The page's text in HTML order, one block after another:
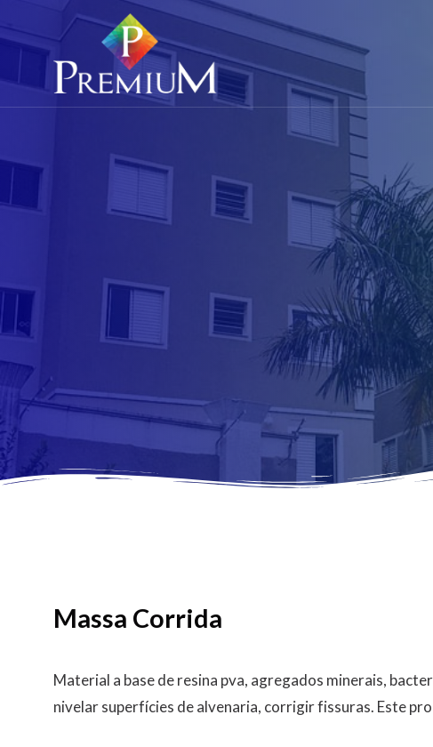
Massa Corrida
Material a base de resina pva, agregados minerais,
nivelar superfícies de alvenaria, corrigir fissuras. Este